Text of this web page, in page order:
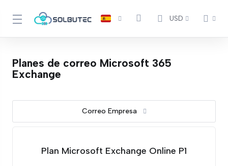
USD
Planes de correo Microsoft 365
Exchange
Correo Empresa
Plan Microsoft Exchange Online P1